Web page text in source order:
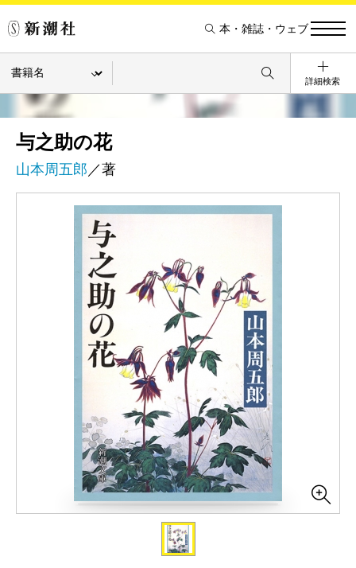
本・雑誌・ウェブ
詳細検索
与之助の花
山本周五郎 ／著